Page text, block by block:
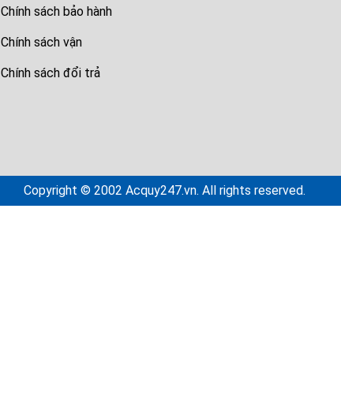
Chính sách bảo hành
Chính sách vận
Chính sách đổi trả
Copyright © 2002 Acquy247.vn. All rights reserved.